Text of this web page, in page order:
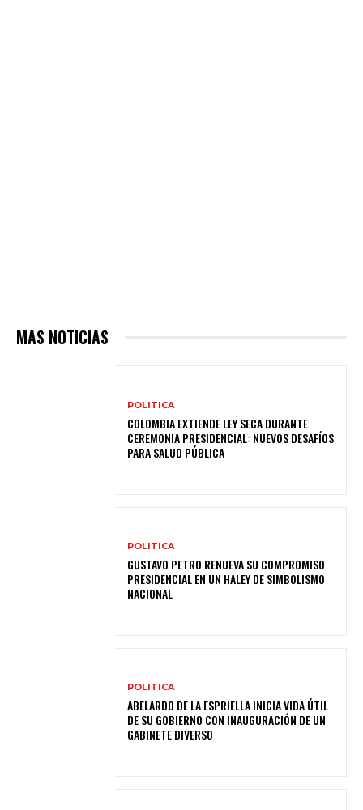
MAS NOTICIAS
POLITICA
COLOMBIA EXTIENDE LEY SECA DURANTE
CEREMONIA PRESIDENCIAL: NUEVOS DESAFÍOS
PARA SALUD PÚBLICA
POLITICA
GUSTAVO PETRO RENUEVA SU COMPROMISO
PRESIDENCIAL EN UN HALEY DE SIMBOLISMO
NACIONAL
POLITICA
ABELARDO DE LA ESPRIELLA INICIA VIDA ÚTIL
DE SU GOBIERNO CON INAUGURACIÓN DE UN
GABINETE DIVERSO